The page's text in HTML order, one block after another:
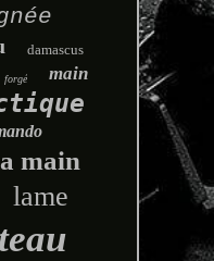
damascus
forgé main
main
lame